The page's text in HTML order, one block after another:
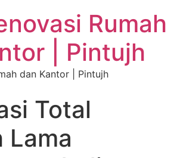
Rumah
| Pintujh
dan Kantor | Pintujh
Total
Lama